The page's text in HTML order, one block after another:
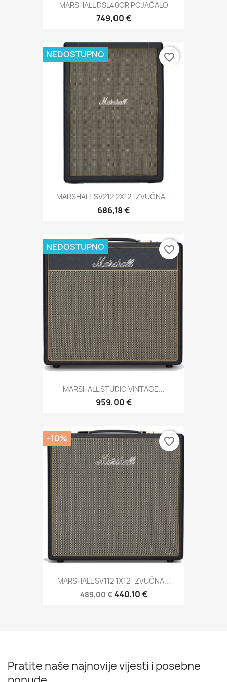
MARSHALL DSL40CR POJAČALO
749,00 €
MARSHALL SV212 2X12" ZVUČNA...
686,18 €
NEDOSTUPNO favorite_border
MARSHALL STUDIO VINTAGE...
959,00 €
NEDOSTUPNO favorite_border
MARSHALL SV112 1X12" ZVUČNA...
489,00 €440,10 €
−10% favorite_border
Pratite naše najnovije vijesti i posebne